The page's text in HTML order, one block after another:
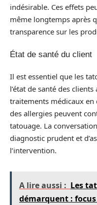
indésirable. Ces effets
même longtemps après
transparence sur les
État de santé du client
Il est essentiel que les
l’état de santé des
traitements médicaux en
des allergies peuvent
tatouage. La
diagnostic prudent et
l’intervention.
A lire aussi : Les
démarquent :